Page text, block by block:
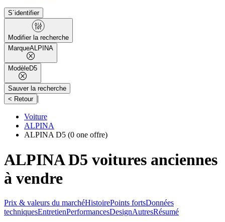
S´identifier
Modifier la recherche
MarqueALPINA
ModèleD5
Sauver la recherche
< Retour |
Voiture
ALPINA
ALPINA D5 (0 one offre)
ALPINA D5 voitures anciennes
à vendre
Prix & valeurs du marchéHistoirePoints fortsDonnées
techniquesEntretienPerformancesDesignAutresRésumé